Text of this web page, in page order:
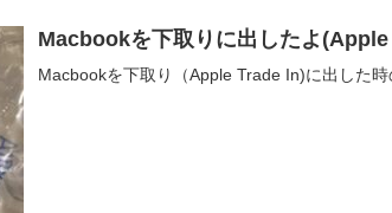
Macbookを下取りに出したよ
Macbookを下取り（Apple Trade In)に出した